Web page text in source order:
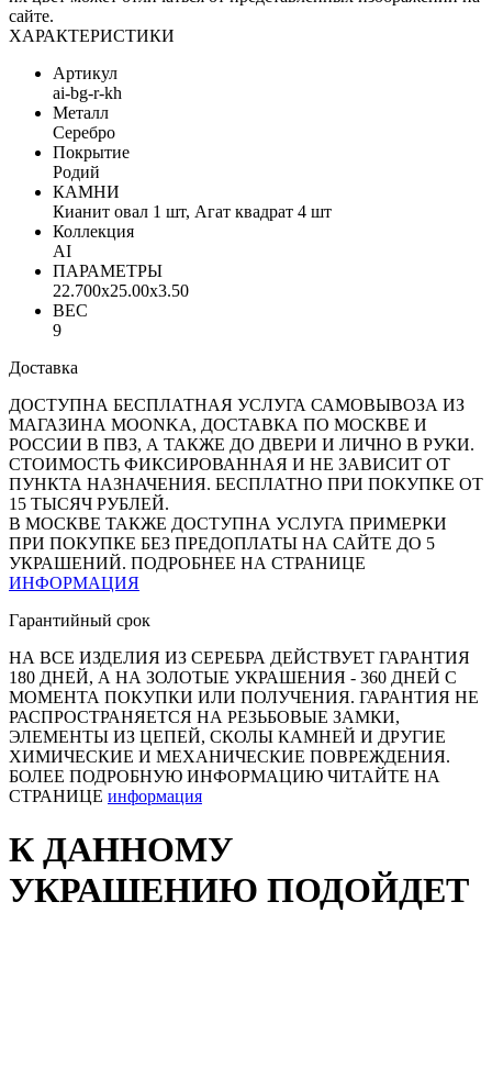
сайте.
ХАРАКТЕРИСТИКИ
Артикул
ai-bg-r-kh
Металл
Серебро
Покрытие
Родий
КАМНИ
Кианит овал 1 шт, Агат квадрат 4 шт
Коллекция
AI
ПАРАМЕТРЫ
22.700x25.00x3.50
ВЕС
9
Доставка
ДОСТУПНА БЕСПЛАТНАЯ УСЛУГА САМОВЫВОЗА ИЗ
МАГАЗИНА MOONKA, ДОСТАВКА ПО МОСКВЕ И
РОССИИ В ПВЗ, А ТАКЖЕ ДО ДВЕРИ И ЛИЧНО В РУКИ.
СТОИМОСТЬ ФИКСИРОВАННАЯ И НЕ ЗАВИСИТ ОТ
ПУНКТА НАЗНАЧЕНИЯ. БЕСПЛАТНО ПРИ ПОКУПКЕ ОТ
15 ТЫСЯЧ РУБЛЕЙ.
В МОСКВЕ ТАКЖЕ ДОСТУПНА УСЛУГА ПРИМЕРКИ
ПРИ ПОКУПКЕ БЕЗ ПРЕДОПЛАТЫ НА САЙТЕ ДО 5
УКРАШЕНИЙ. ПОДРОБНЕЕ НА СТРАНИЦЕ
ИНФОРМАЦИЯ
Гарантийный срок
НА ВСЕ ИЗДЕЛИЯ ИЗ СЕРЕБРА ДЕЙСТВУЕТ ГАРАНТИЯ
180 ДНЕЙ, А НА ЗОЛОТЫЕ УКРАШЕНИЯ - 360 ДНЕЙ С
МОМЕНТА ПОКУПКИ ИЛИ ПОЛУЧЕНИЯ. ГАРАНТИЯ НЕ
РАСПРОСТРАНЯЕТСЯ НА РЕЗЬБОВЫЕ ЗАМКИ,
ЭЛЕМЕНТЫ ИЗ ЦЕПЕЙ, СКОЛЫ КАМНЕЙ И ДРУГИЕ
ХИМИЧЕСКИЕ И МЕХАНИЧЕСКИЕ ПОВРЕЖДЕНИЯ.
БОЛЕЕ ПОДРОБНУЮ ИНФОРМАЦИЮ ЧИТАЙТЕ НА
СТРАНИЦЕ информация
К ДАННОМУ
УКРАШЕНИЮ ПОДОЙДЕТ